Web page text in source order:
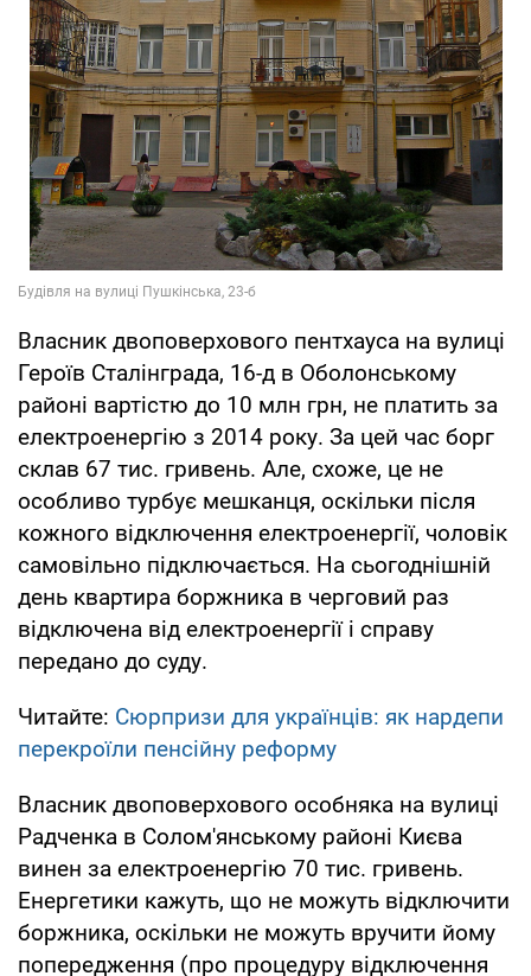
Власник двоповерхового пентхауса на вулиці
Героїв Сталінграда, 16-д в Оболонському
районі вартістю до 10 млн грн, не платить за
електроенергію з 2014 року. За цей час борг
склав 67 тис. гривень. Але, схоже, це не
особливо турбує мешканця, оскільки після
кожного відключення електроенергії, чоловік
самовільно підключається. На сьогоднішній
день квартира боржника в черговий раз
відключена від електроенергії і справу
передано до суду.
Читайте: Сюрпризи для українців: як нардепи
перекроїли пенсійну реформу
Власник двоповерхового особняка на вулиці
Радченка в Солом'янському районі Києва
винен за електроенергію 70 тис. гривень.
Енергетики кажуть, що не можуть відключити
боржника, оскільки не можуть вручити йому
попередження (про процедуру відключення